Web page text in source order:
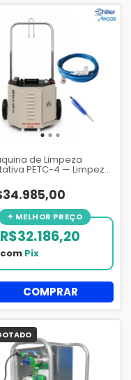
de Limpeza
PETC-4 — Limpeza
de Tubos para
e Sistemas HVAC
R$32.186,20
com Pix